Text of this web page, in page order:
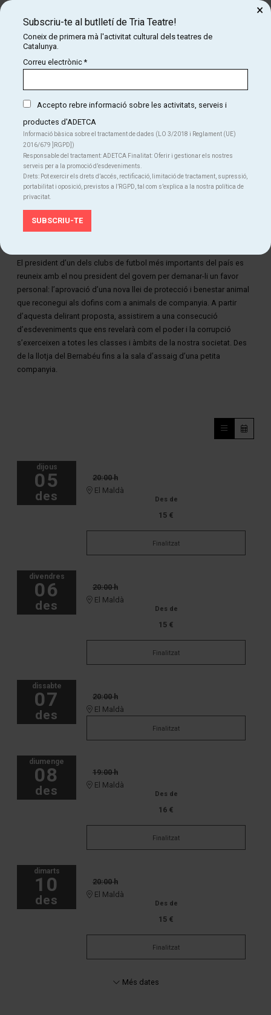
ens sabem el seu nom, però ha estat imprescindible per fer
aquest espectacle), i a tots aquests fills de p*t* que ens han
ajudat.
El president d’un dels clubs de futbol més importants del país es
reuneix amb el nou president del govern per demanar-li un favor
personal: l’aprovació d’una nova llei de protecció i benestar animal
que reconegui als dofins com a animals de companyia. A partir
d’aquesta delirant proposta, assistirem a una consecució
d’esdeveniments que ens revelarà com el poder i la corrupció
s’exerceixen a totes les classes i àmbits de la nostra societat. Des
de la llotja del Bernabéu fins a la sala d’assaig d’una petita
companyia.
dijous
05
des
20:00 h
El Maldà
Des de
15 €
Finalitzat
divendres
06
des
20:00 h
El Maldà
Des de
15 €
Finalitzat
dissabte
07
des
20:00 h
El Maldà
Finalitzat
diumenge
08
des
19:00 h
El Maldà
Des de
16 €
Finalitzat
dimarts
10
des
20:00 h
El Maldà
Des de
15 €
Finalitzat
Més dates
Subscriu-te al butlletí de Tria Teatre!
Coneix de primera mà l'activitat cultural dels teatres de
Catalunya.
Correu electrònic*
Accepto rebre informació sobre les activitats, serveis i
productes d'ADETCA
Informació bàsica sobre el tractament de dades (LO 3/2018 i Reglament (UE)
2016/679 ]RGPD])
Responsable del tractament: ADETCA Finalitat: Oferir i gestionar els nostres
serveis per a la promoció d’esdeveniments.
Drets: Pot exercir els drets d’accés, rectificació, limitació de tractament, supressió,
portabilitat i oposició, previstos a l’RGPD, tal com s’explica a la nostra política de
privacitat.
×